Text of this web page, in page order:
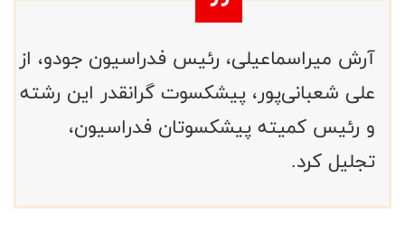
آرش میراسماعیلی، رئیس فدراسیون جودو، از
علی شعبانی‌پور، پیشکسوت گرانقدر این رشته
و رئیس کمیته پیشکسوتان فدراسیون،
تجلیل کرد.